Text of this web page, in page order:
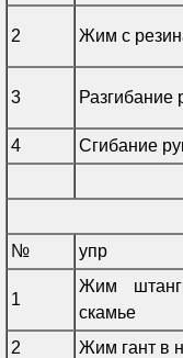
2 Жим с
3 Разгибание
4 Сгибание
№
упр
1
Жим
скамье
2
Жим гант в